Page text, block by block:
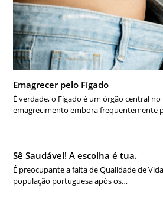
Emagrecer pelo Fígado
É verdade, o Fígado é um órgão central
emagrecimento embora frequentemente
Sê Saudável! A escolha é tua.
É preocupante a falta de Qualidade de
população portuguesa após os…